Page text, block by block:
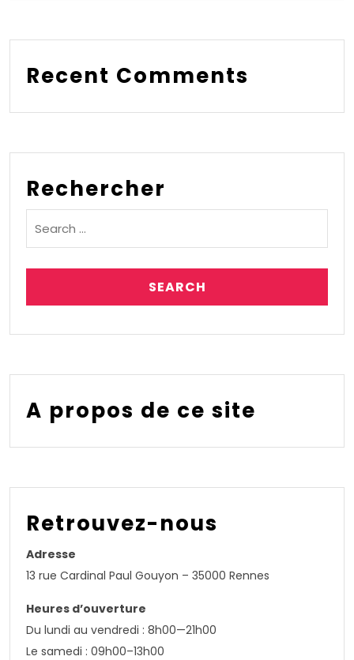
Recent Comments
Rechercher
A propos de ce site
Retrouvez-nous
Adresse
13 rue Cardinal Paul Gouyon – 35000 Rennes
Heures d’ouverture
Du lundi au vendredi : 8h00—21h00
Le samedi : 09h00–13h00